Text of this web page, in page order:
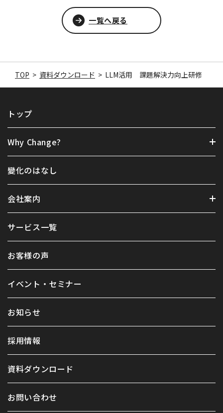
一覧へ戻る
TOP > 資料ダウンロード > LLM活用 課題解決力向上研修
トップ
Why Change?
變化のはなし
会社案内
サービス一覧
お客様の声
イベント・セミナー
お知らせ
採用情報
資料ダウンロード
お問い合わせ